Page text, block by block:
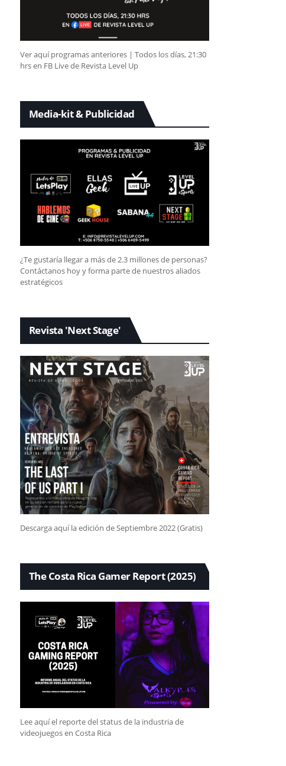
Ver aquí programas anteriores | Todos los días, 21:30
hrs en FB Live de Revista Level Up
Media-kit & Publicidad
¿Te gustaría llegar a más de 2.3 millones de personas?
Contáctanos hoy y forma parte de nuestros aliados
estratégicos
Revista 'Next Stage'
Descarga aquí la edición de Septiembre 2022 (Gratis)
The Costa Rica Gamer Report (2025)
Lee aquí el reporte del status de la industria de
videojuegos en Costa Rica